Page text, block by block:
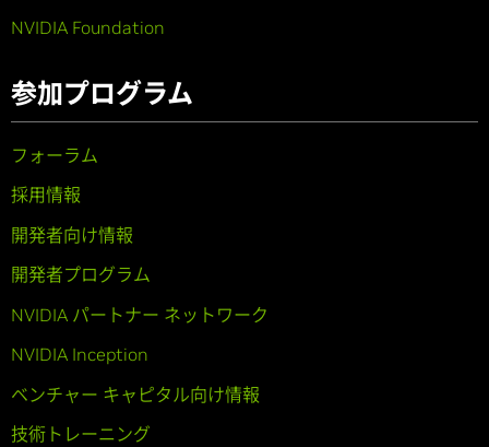
NVIDIA Foundation
参加プログラム
フォーラム
採用情報
開発者向け情報
開発者プログラム
NVIDIA パートナー ネットワーク
NVIDIA Inception
ベンチャー キャピタル向け情報
技術トレーニング